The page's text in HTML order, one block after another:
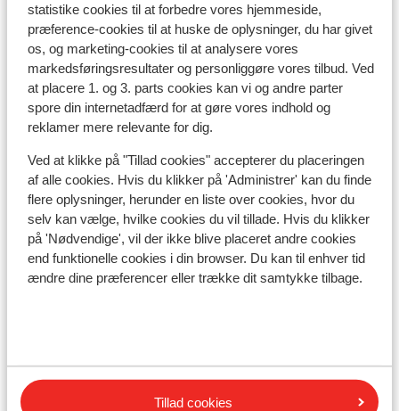
statistike cookies til at forbedre vores hjemmeside,
præference-cookies til at huske de oplysninger, du har givet
os, og marketing-cookies til at analysere vores
markedsføringsresultater og personliggøre vores tilbud. Ved
at placere 1. og 3. parts cookies kan vi og andre parter
spore din internetadfærd for at gøre vores indhold og
reklamer mere relevante for dig.
Ved at klikke på "Tillad cookies" accepterer du placeringen
af alle cookies. Hvis du klikker på 'Administrer' kan du finde
flere oplysninger, herunder en liste over cookies, hvor du
selv kan vælge, hvilke cookies du vil tillade. Hvis du klikker
på 'Nødvendige', vil der ikke blive placeret andre cookies
end funktionelle cookies i din browser. Du kan til enhver tid
ændre dine præferencer eller trække dit samtykke tilbage.
Tillad cookies
I området
I udkanten af centrum
Afstand til busstoppested ca. 150 meter
Afstand til skipiste ca. 500 meter
Afstand til skilift ca. 500 meter: maierlbahn: ca. 1
kilometer
Afstand til nærmeste butikker ca. 150 meter
Afstand til nærmeste kiosk ca. 80 meter
Nærmeste restaurant ca. 200 meter
Rolig beliggenhed
Liftkort/skileje/undervisning
Liftkort